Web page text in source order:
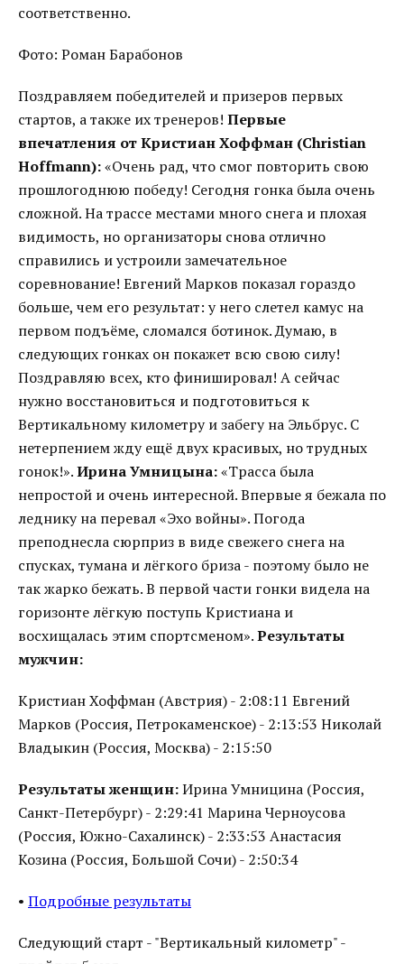
соответственно.
Фото: Роман Барабонов
Поздравляем победителей и призеров первых
стартов, а также их тренеров! Первые
впечатления от Кристиан Хоффман (Christian
Hoffmann):«Очень рад, что смог повторить свою
прошлогоднюю победу! Сегодня гонка была очень
сложной. На трассе местами много снега и плохая
видимость, но организаторы снова отлично
справились и устроили замечательное
соревнование! Евгений Марков показал гораздо
больше, чем его результат: у него слетел камус на
первом подъёме, сломался ботинок. Думаю, в
следующих гонках он покажет всю свою силу!
Поздравляю всех, кто финишировал! А сейчас
нужно восстановиться и подготовиться к
Вертикальному километру и забегу на Эльбрус. С
нетерпением жду ещё двух красивых, но трудных
гонок!».Ирина Умницына:«Трасса была
непростой и очень интересной. Впервые я бежала по
леднику на перевал «Эхо войны». Погода
преподнесла сюрприз в виде свежего снега на
спусках, тумана и лёгкого бриза - поэтому было не
так жарко бежать. В первой части гонки видела на
горизонте лёгкую поступь Кристиана и
восхищалась этим спортсменом».Результаты
мужчин:
Кристиан Хоффман (Австрия) - 2:08:11 Евгений
Марков (Россия, Петрокаменское) - 2:13:53 Николай
Владыкин (Россия, Москва) - 2:15:50
Результаты женщин:Ирина Умницина (Россия,
Санкт-Петербург) - 2:29:41 Марина Черноусова
(Россия, Южно-Сахалинск) - 2:33:53 Анастасия
Козина (Россия, Большой Сочи) - 2:50:34
• Подробные результаты
Следующий старт - "Вертикальный километр" -